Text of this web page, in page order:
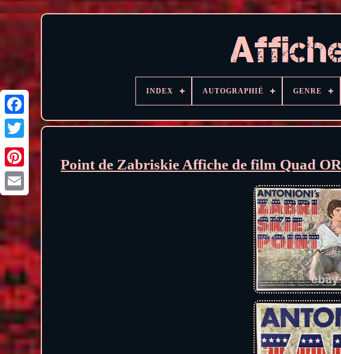
INDEX AUTOGRAPHIÉ GENRE
Point de Zabriskie Affiche de film Quad